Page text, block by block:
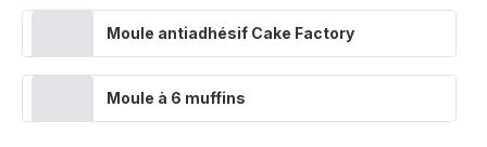
Moule antiadhésif Cake Factory
Moule à 6 muffins